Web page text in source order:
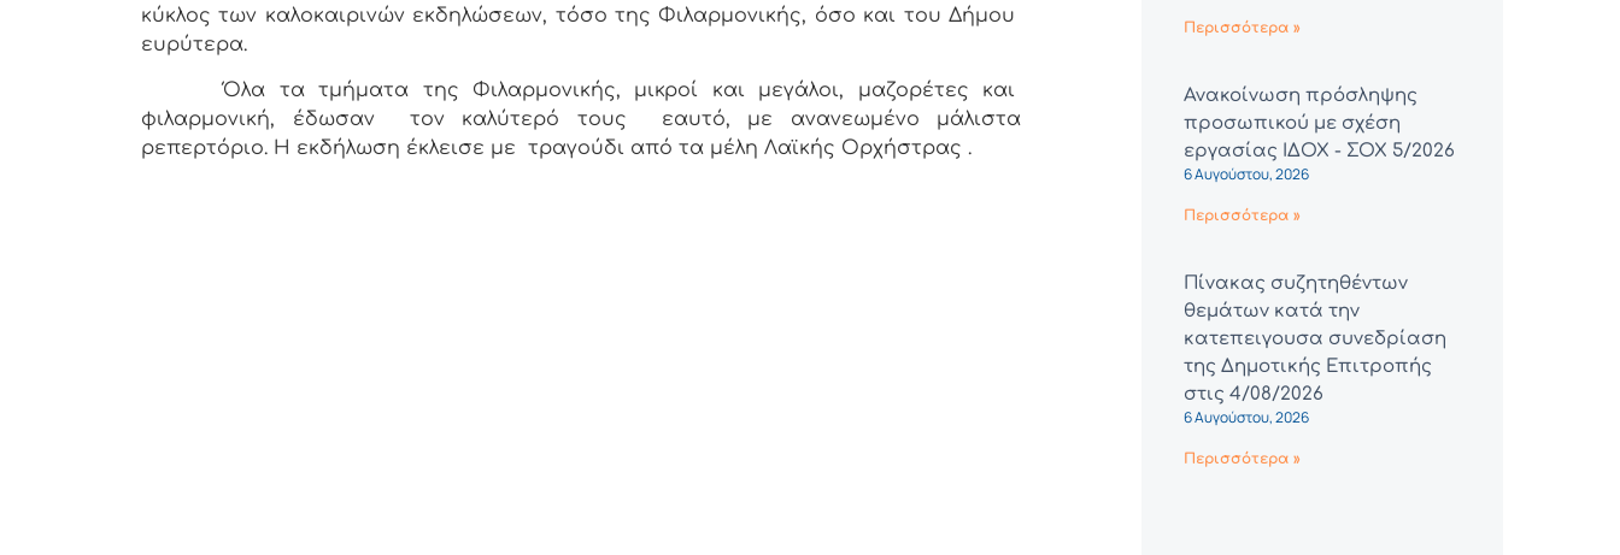
κύκλος των καλοκαιρινών εκδηλώσεων, τόσο της Φιλαρμονικής, όσο και του Δήμου
ευρύτερα.
Όλα τα τμήματα της Φιλαρμονικής, μικροί και μεγάλοι, μαζορέτες και
φιλαρμονική, έδωσαν τον καλύτερό τους εαυτό, με ανανεωμένο μάλιστα
ρεπερτόριο. Η εκδήλωση έκλεισε με τραγούδι από τα μέλη Λαϊκής Ορχήστρας .
Περισσότερα »
Ανακοίνωση πρόσληψης
προσωπικού με σχέση
εργασίας ΙΔΟΧ - ΣΟΧ 5/2026
6 Αυγούστου, 2026
Περισσότερα »
Πίνακας συζητηθέντων
θεμάτων κατά την
κατεπειγουσα συνεδρίαση
της Δημοτικής Επιτροπής
στις 4/08/2026
6 Αυγούστου, 2026
Περισσότερα »